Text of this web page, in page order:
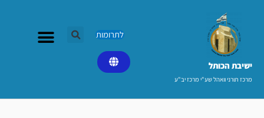
ישיבת הכותל​
מרכז תורני וואהל שע"י מרכז יב"ע
לתרומות